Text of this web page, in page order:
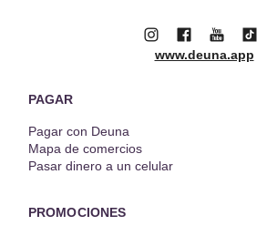
www.deuna.app
PAGAR
Pagar con Deuna
Mapa de comercios
Pasar dinero a un celular
PROMOCIONES